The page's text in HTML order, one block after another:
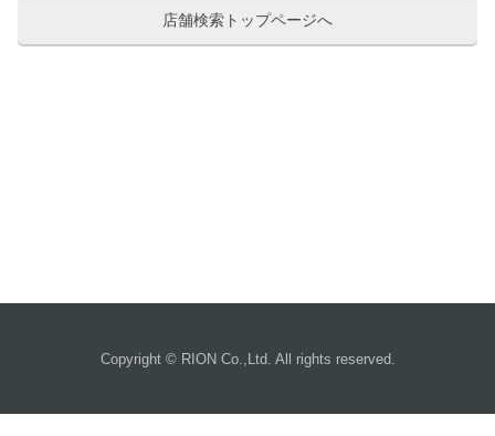
店舗検索トップページへ
Copyright © RION Co.,Ltd. All rights reserved.